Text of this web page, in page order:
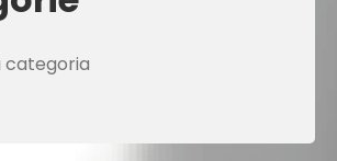
categoria